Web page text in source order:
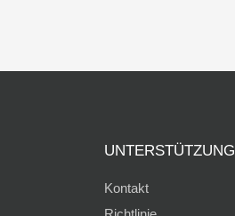
UNTERSTÜTZUNG
Kontakt